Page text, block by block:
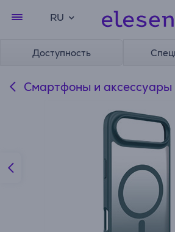
RU
Доступность
Смартфоны и аксессуары